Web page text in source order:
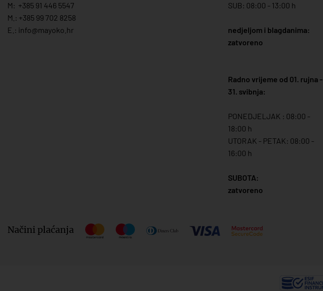
M: +385 91 446 5547
M.: +385 99 702 8258
E.: info@mayoko. hr
SUB: 08:00 - 13:00 h
nedjeljom i blagdanima:
zatvoreno
Radno vrijeme od 01. rujna -
31. svibnja:
PONEDJELJAK : 08:00 -
18:00 h
UTORAK - PETAK: 08:00 -
16:00 h
SUBOTA:
zatvoreno
Načini plaćanja